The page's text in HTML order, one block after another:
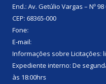
End.: Av. Getúlio Vargas – Nº
CEP: 68365-000
Fone:
E-mail:
Informações sobre Licitações:
Expediente interno: De
às 18:00hrs